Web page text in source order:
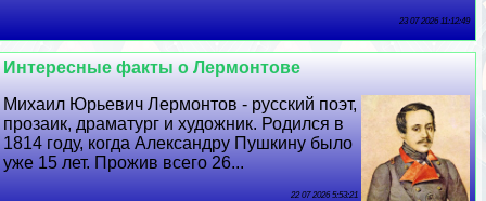
23 07 2026 11:12:49
Интересные факты о Лермонтове
Михаил Юрьевич Лермонтов - русский поэт,
прозаик, драматург и художник. Родился в
1814 году, когда Александру Пушкину было
уже 15 лет. Прожив всего 26...
22 07 2026 5:53:21